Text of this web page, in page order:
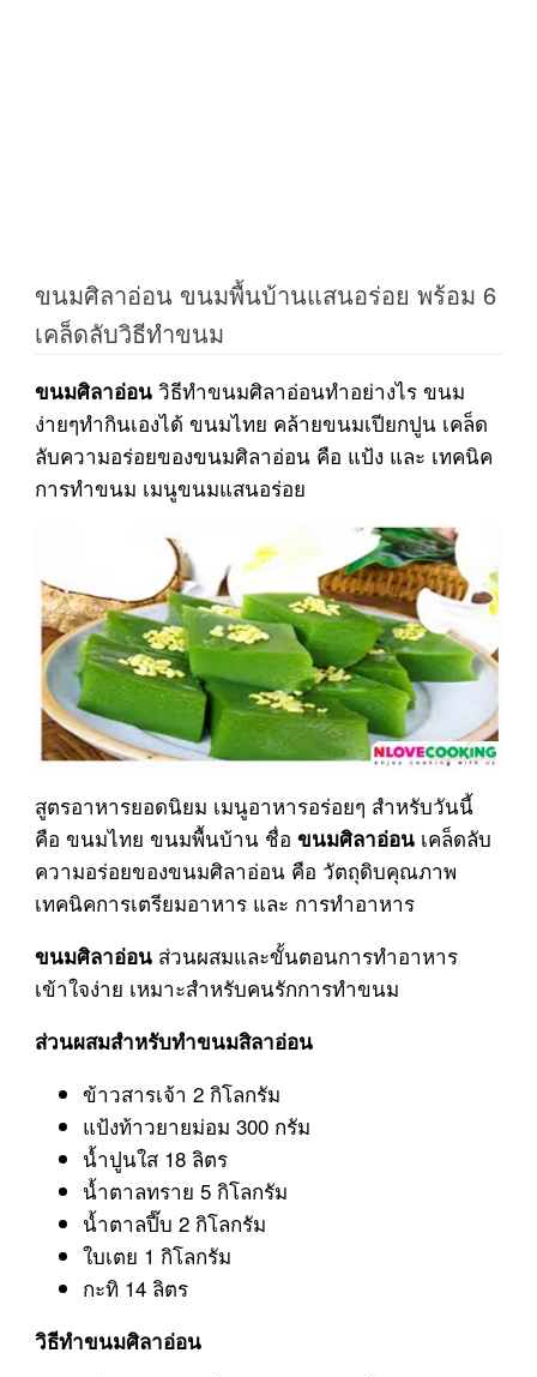
ขนมศิลาอ่อน ขนมพื้นบ้านแสนอร่อย พร้อม 6
เคล็ดลับวิธีทำขนม
ขนมศิลาอ่อนวิธีทำขนมศิลาอ่อนทำอย่างไร ขนม
ง่ายๆทำกินเองได้ ขนมไทย คล้ายขนมเปียกปูน เคล็ด
ลับความอร่อยของขนมศิลาอ่อน คือ แป้ง และ เทคนิค
การทำขนม เมนูขนมแสนอร่อย
สูตรอาหารยอดนิยม เมนูอาหารอร่อยๆ สำหรับวันนี้
คือ ขนมไทย ขนมพื้นบ้าน ชื่อ ขนมศิลาอ่อนเคล็ดลับ
ความอร่อยของขนมศิลาอ่อน คือ วัตถุดิบคุณภาพ
เทคนิคการเตรียมอาหาร และ การทำอาหาร
ขนมศิลาอ่อนส่วนผสมและขั้นตอนการทำอาหาร
เข้าใจง่าย เหมาะสำหรับคนรักการทำขนม
ส่วนผสมสำหรับทำขนมสิลาอ่อน
ข้าวสารเจ้า 2 กิโลกรัม
แป้งท้าวยายม่อม 300 กรัม
น้ำปูนใส 18 ลิตร
น้ำตาลทราย 5 กิโลกรัม
น้ำตาลปี๊บ 2 กิโลกรัม
ใบเตย 1 กิโลกรัม
กะทิ 14 ลิตร
วิธีทำขนมศิลาอ่อน